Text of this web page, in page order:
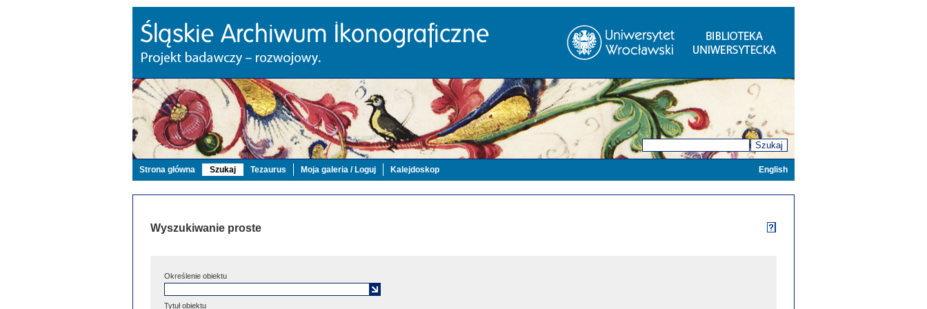
Szukaj
Strona główna Szukaj Tezaurus Moja galeria / Loguj Kalejdoskop English
Wyszukiwanie proste
Określenie obiektu
Tytuł obiektu